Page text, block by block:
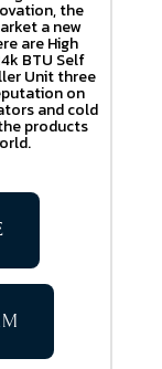
the
a new
are High
BTU Self
Unit three
on
and cold
products